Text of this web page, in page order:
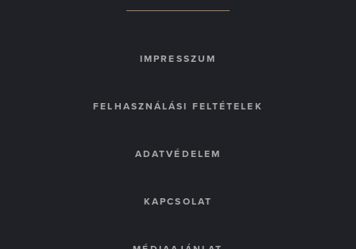
IMPRESSZUM
FELHASZNÁLÁSI FELTÉTELEK
ADATVÉDELEM
KAPCSOLAT